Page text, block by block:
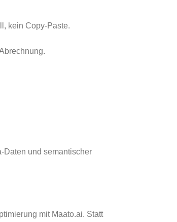
kein Copy-Paste.
Daten und semantischer
mit Maato.ai. Statt